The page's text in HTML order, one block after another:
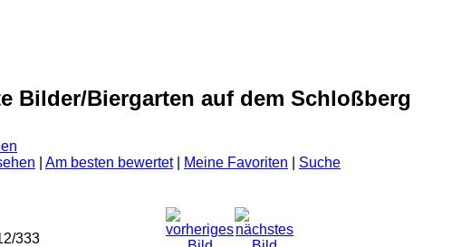
Bilder/Biergarten auf dem Schloßberg
Am besten bewertet| Meine Favoriten Suche
333